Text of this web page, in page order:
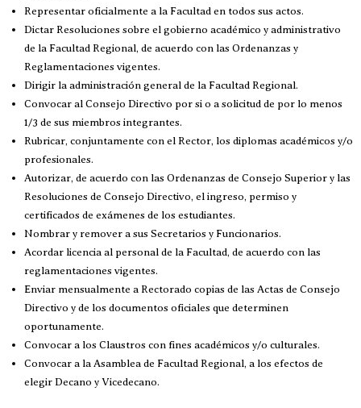
Representar oficialmente a la Facultad en todos sus actos.
Dictar Resoluciones sobre el gobierno académico y administrativo
de la Facultad Regional, de acuerdo con las Ordenanzas y
Reglamentaciones vigentes.
Dirigir la administración general de la Facultad Regional.
Convocar al Consejo Directivo por si o a solicitud de por lo menos
1/3 de sus miembros integrantes.
Rubricar, conjuntamente con el Rector, los diplomas académicos y/o
profesionales.
Autorizar, de acuerdo con las Ordenanzas de Consejo Superior y las
Resoluciones de Consejo Directivo, el ingreso, permiso y
certificados de exámenes de los estudiantes.
Nombrar y remover a sus Secretarios y Funcionarios.
Acordar licencia al personal de la Facultad, de acuerdo con las
reglamentaciones vigentes.
Enviar mensualmente a Rectorado copias de las Actas de Consejo
Directivo y de los documentos oficiales que determinen
oportunamente.
Convocar a los Claustros con fines académicos y/o culturales.
Convocar a la Asamblea de Facultad Regional, a los efectos de
elegir Decano y Vicedecano.